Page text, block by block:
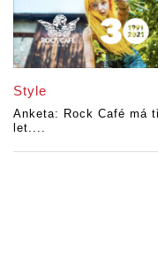
Style
Anketa: Rock Café má
let....